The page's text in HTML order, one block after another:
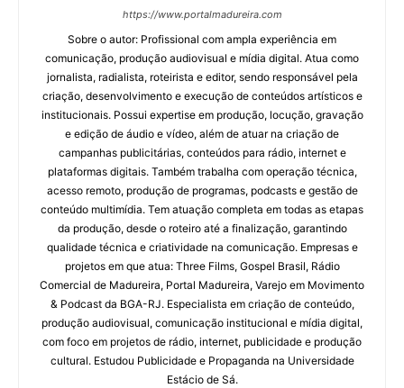
https://www.portalmadureira.com
Sobre o autor: Profissional com ampla experiência em
comunicação, produção audiovisual e mídia digital. Atua como
jornalista, radialista, roteirista e editor, sendo responsável pela
criação, desenvolvimento e execução de conteúdos artísticos e
institucionais. Possui expertise em produção, locução, gravação
e edição de áudio e vídeo, além de atuar na criação de
campanhas publicitárias, conteúdos para rádio, internet e
plataformas digitais. Também trabalha com operação técnica,
acesso remoto, produção de programas, podcasts e gestão de
conteúdo multimídia. Tem atuação completa em todas as etapas
da produção, desde o roteiro até a finalização, garantindo
qualidade técnica e criatividade na comunicação. Empresas e
projetos em que atua: Three Films, Gospel Brasil, Rádio
Comercial de Madureira, Portal Madureira, Varejo em Movimento
& Podcast da BGA-RJ. Especialista em criação de conteúdo,
produção audiovisual, comunicação institucional e mídia digital,
com foco em projetos de rádio, internet, publicidade e produção
cultural. Estudou Publicidade e Propaganda na Universidade
Estácio de Sá.